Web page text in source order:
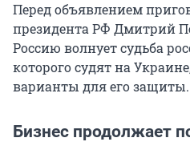
Перед объявлением
президента РФ Дмитрий
Россию волнует судьба
которого судят на
варианты для его защиты.
Бизнес продолжает